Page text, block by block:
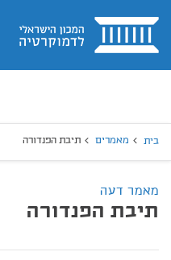
בית
בית מאמרים תיבת הפנדורה
מאמר דעה
תיבת הפנדורה